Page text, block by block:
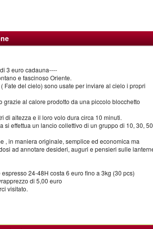
3 euro cadauna----
e fascinoso Oriente.
Fate del cielo) sono usate per inviare al cielo i propri
al calore prodotto da una piccolo blocchetto
di altezza e il loro volo dura circa 10 minuti.
effettua un lancio collettivo di un gruppo di 10, 30, 50
, in maniera originale, semplice ed economica ma
ad annotare desideri, auguri e pensieri sulle
24-48H costa 6 euro fino a 3kg (30 pcs)
di 5,00 euro
visitato.